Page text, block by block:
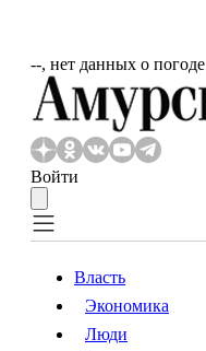
‐‐, нет данных о погоде
Войти
Власть
Власть
Экономика
Люди